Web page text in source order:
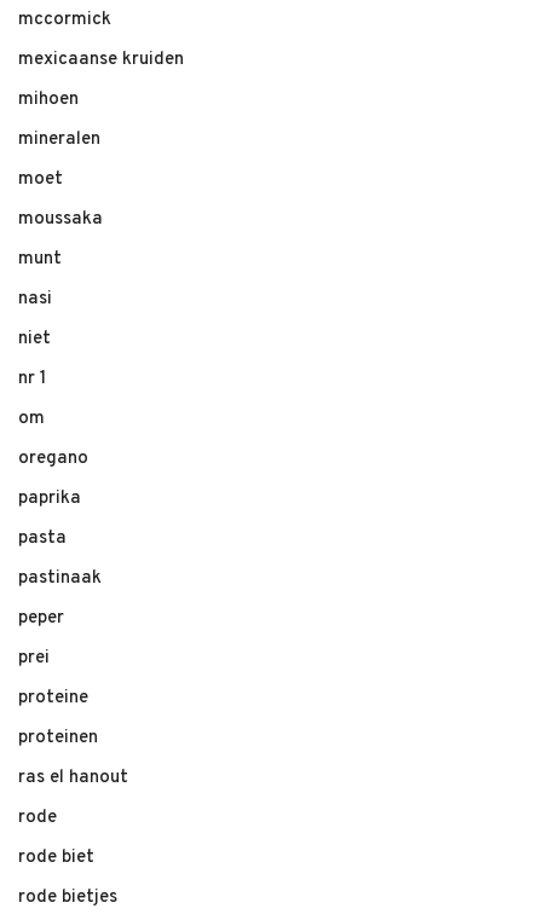
mccormick
mexicaanse kruiden
mihoen
mineralen
moet
moussaka
munt
nasi
niet
nr 1
om
oregano
paprika
pasta
pastinaak
peper
prei
proteine
proteinen
ras el hanout
rode
rode biet
rode bietjes